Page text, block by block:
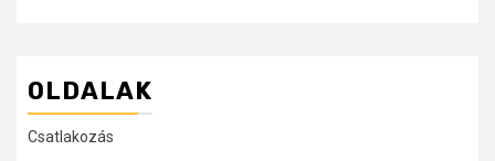
OLDALAK
Csatlakozás